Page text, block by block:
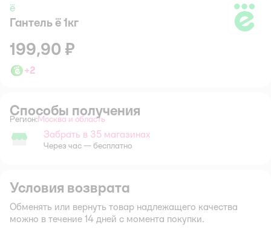
ё
Гантель ё 1кг
199,90 ₽
+2
Способы получения
Регион: Выбор адреса доставки.
Москва и область
Забрать в магазине
Забрать в 35 магазинах
Через час — бесплатно
Условия возврата
Обменять или вернуть товар надлежащего качества
можно в течение 14 дней с момента покупки.